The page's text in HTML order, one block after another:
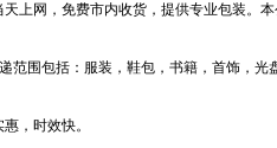
上网，免费市内收货，提供专业包装。
范围包括：服装，鞋包，书籍，首饰，
，时效快。